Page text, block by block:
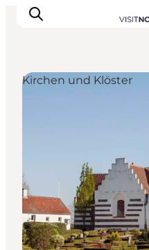
Essen und Trinken
Unterkünfte
Erlebnisbuchung
Für Kinder
Kirchen und Klöster